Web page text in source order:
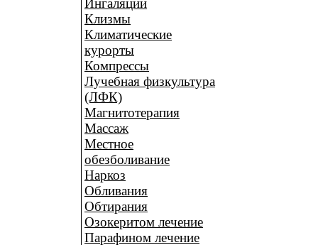
Ингаляции
Клизмы
Климатические
курорты
Компрессы
Лучебная физкультура
(ЛФК)
Магнитотерапия
Массаж
Местное
обезболивание
Наркоз
Обливания
Обтирания
Озокеритом лечение
Парафином лечение